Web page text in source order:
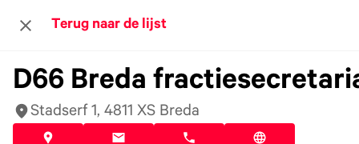
Terug naar de lijst
D66 Breda
Stadserf 1, 4811 XS Breda